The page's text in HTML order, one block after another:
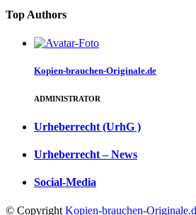
Top Authors
Kopien-brauchen-Originale.de
ADMINISTRATOR
Urheberrecht (UrhG )
Urheberrecht – News
Social-Media
© Copyright Kopien-brauchen-